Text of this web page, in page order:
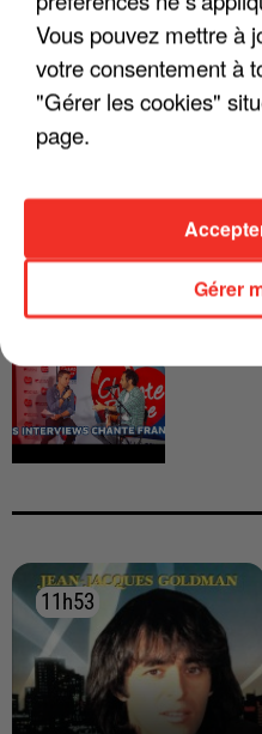
11h53
11h53
Vous pouvez mettre à
votre consentement à
"Gérer les cookies"
page.
Gérer